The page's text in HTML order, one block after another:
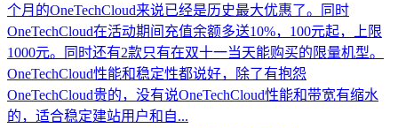
个月的OneTechCloud来说已经是历史最大优惠了。同时
OneTechCloud在活动期间充值余额多送10%，100元起，上限
1000元。同时还有2款只有在双十一当天能购买的限量机型。
OneTechCloud性能和稳定性都说好，除了有抱怨
OneTechCloud贵的，没有说OneTechCloud性能和带宽有缩水
的，适合稳定建站用户和自...